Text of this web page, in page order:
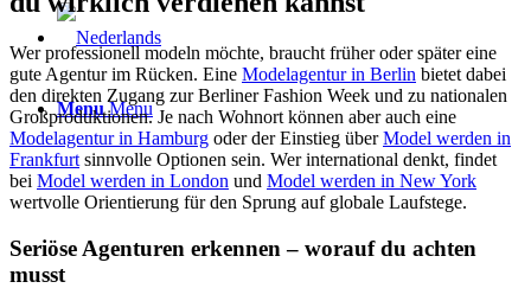
Menu Menu
Wer professionell modeln möchte, braucht früher oder später eine
gute Agentur im Rücken. Eine Modelagentur in Berlin bietet dabei
den direkten Zugang zur Berliner Fashion Week und zu nationalen
Großproduktionen. Je nach Wohnort können aber auch eine
Modelagentur in Hamburg oder der Einstieg überModel werden in
Frankfurt sinnvolle Optionen sein. Wer international denkt, findet
bei Model werden in London und Model werden in New York
wertvolle Orientierung für den Sprung auf globale Laufstege.
Seriöse Agenturen erkennen – worauf du achten
musst